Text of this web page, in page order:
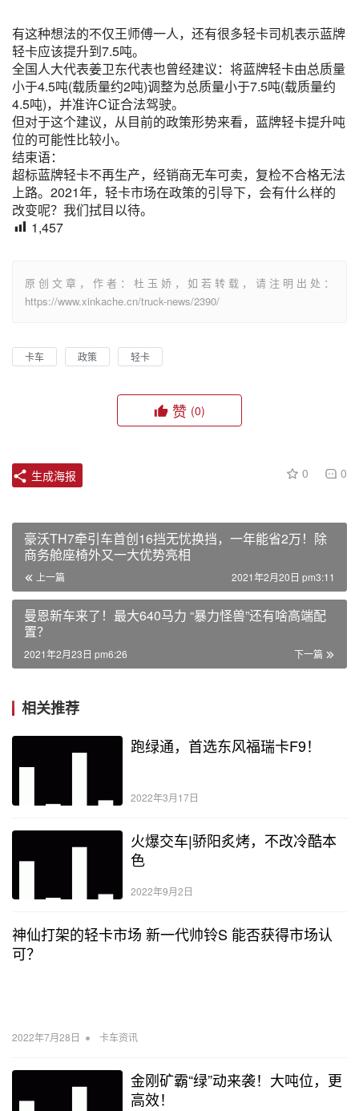
有这种想法的不仅王师傅一人，还有很多轻卡司机表示蓝牌
轻卡应该提升到7.5吨。
全国人大代表姜卫东代表也曾经建议：将蓝牌轻卡由总质量
小于4.5吨(载质量约2吨)调整为总质量小于7.5吨(载质量约
4.5吨)，并准许C证合法驾驶。
但对于这个建议，从目前的政策形势来看，蓝牌轻卡提升吨
位的可能性比较小。
结束语：
超标蓝牌轻卡不再生产，经销商无车可卖，复检不合格无法
上路。2021年，轻卡市场在政策的引导下，会有什么样的
改变呢？我们拭目以待。
1,457
原创文章，作者：杜玉娇，如若转载，请注明出处：
https://www.xinkache.cn/truck-news/2390/
卡车 政策 轻卡
赞 (0)
0 0
生成海报
豪沃TH7牵引车首创16挡无忧换挡，一年能省2万！除
商务舱座椅外又一大优势亮相
上一篇 2021年2月20日 pm3:11
曼恩新车来了！最大640马力 “暴力怪兽”还有啥高端配
置？
下一篇
2021年2月23日 pm6:26
相关推荐
跑绿通，首选东风福瑞卡F9！
2022年3月17日
火爆交车|骄阳炙烤，不改冷酷本
色
2022年9月2日
神仙打架的轻卡市场 新一代帅铃S 能否获得市场认
可？
2022年7月28日 • 卡车资讯
金刚矿霸“绿”动来袭！大吨位，更
高效！